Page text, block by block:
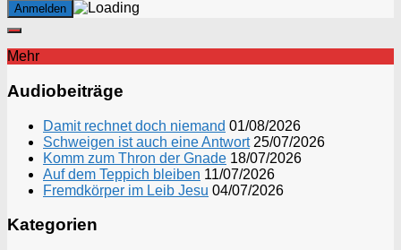
Mehr
Audiobeiträge
Damit rechnet doch niemand 01/08/2026
Schweigen ist auch eine Antwort 25/07/2026
Komm zum Thron der Gnade 18/07/2026
Auf dem Teppich bleiben 11/07/2026
Fremdkörper im Leib Jesu 04/07/2026
Kategorien